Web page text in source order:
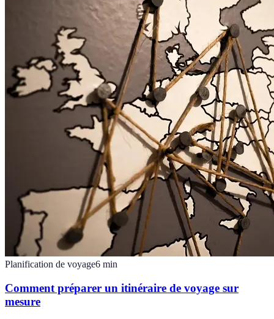
Planification de voyage6 min
Comment préparer un itinéraire de voyage sur
mesure